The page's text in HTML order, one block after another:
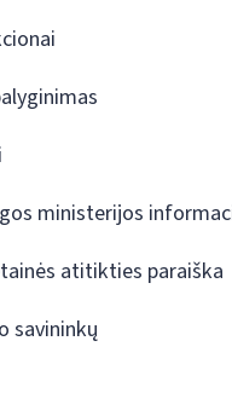
ministerijos
atitikties paraiška
savininkų